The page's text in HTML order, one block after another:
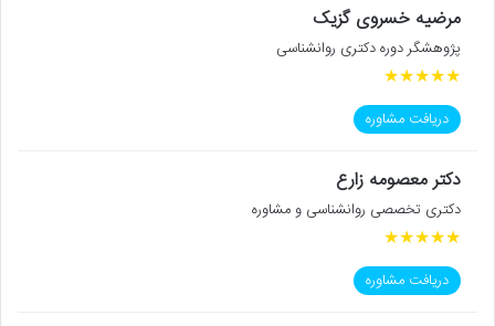
مرضیه خسروی گزیک
پژوهشگر دوره دکتری روانشناسی
★
★
★
★
★
دریافت مشاوره
دکتر معصومه زارع
دکتری تخصصی روانشناسی و مشاوره
★
★
★
★
★
دریافت مشاوره